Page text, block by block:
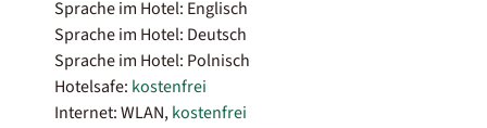
Sprache im Hotel: Englisch
Sprache im Hotel: Deutsch
Sprache im Hotel: Polnisch
Hotelsafe: kostenfrei
Internet: WLAN,kostenfrei